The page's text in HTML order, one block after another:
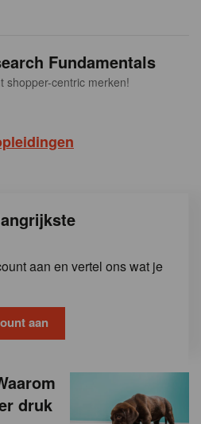
Fundamentals
shopper-centric merken!
aan en vertel ons wat je
aan
druk